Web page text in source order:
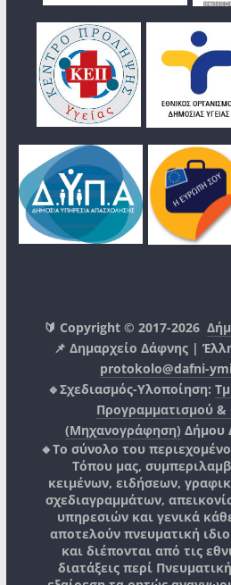
🔰 Copyright © 2017-2026
📌 Δημαρχείο Δάφνης |
protokolo@dafni-
🔹Σχεδιασμός-Υλοποίηση:
Προγραμματισμού
(Μηχανογράφηση) Δήμου
🔸Το σύνολο του
Τόπου μας,
κειμένων, ειδήσεων,
σχεδιαγραμμάτων,
υπηρεσιών και γενικά
αποτελούν πνευματική
και διέπονται από τις
διατάξεις περί